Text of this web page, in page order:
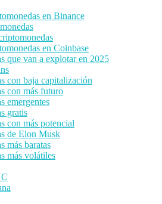
en Binance
en Coinbase
que van a explotar en 2025
con baja capitalización
con más futuro
emergentes
gratis
con más potencial
de Elon Musk
más baratas
más volátiles